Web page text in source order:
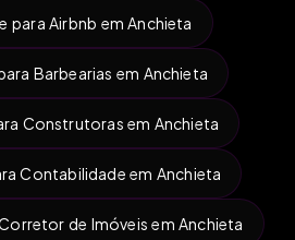
para Airbnb em Anchieta
Barbearias em Anchieta
Construtoras em Anchieta
Contabilidade em Anchieta
de Imóveis em Anchieta